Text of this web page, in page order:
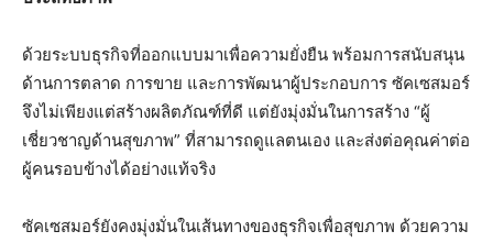
ด้วยระบบธุรกิจที่ออกแบบมาเพื่อความยั่งยืน พร้อมการสนับสนุน
ด้านการตลาด การขาย และการพัฒนาผู้ประกอบการ ซัคเซสมอร์
จึงไม่เพียงแต่สร้างผลิตภัณฑ์ที่ดี แต่ยังมุ่งมั่นในการสร้าง “ผู้
เชี่ยวชาญด้านสุขภาพ” ที่สามารถดูแลตนเอง และส่งต่อคุณค่าต่อ
ผู้คนรอบข้างได้อย่างแท้จริง
ซัคเซสมอร์ยังคงมุ่งมั่นในเส้นทางของธุรกิจเพื่อสุขภาพ ด้วยความ